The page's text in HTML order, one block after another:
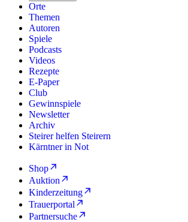
Orte
Themen
Autoren
Spiele
Podcasts
Videos
Rezepte
E-Paper
Club
Gewinnspiele
Newsletter
Archiv
Steirer helfen Steirern
Kärntner in Not
Shop
Auktion
Kinderzeitung
Trauerportal
Partnersuche